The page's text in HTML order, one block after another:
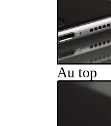
Au top